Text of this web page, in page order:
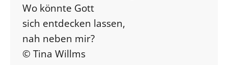
Wo könnte Gott
sich entdecken lassen,
nah neben mir?
© Tina Willms